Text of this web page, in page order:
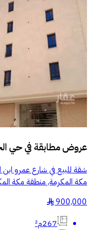
عروض مطابقة فيحي
شقة للبيع في شارع عمرو ابن
مكة المكرمة, منطقة مكة
900,000
§
267م²